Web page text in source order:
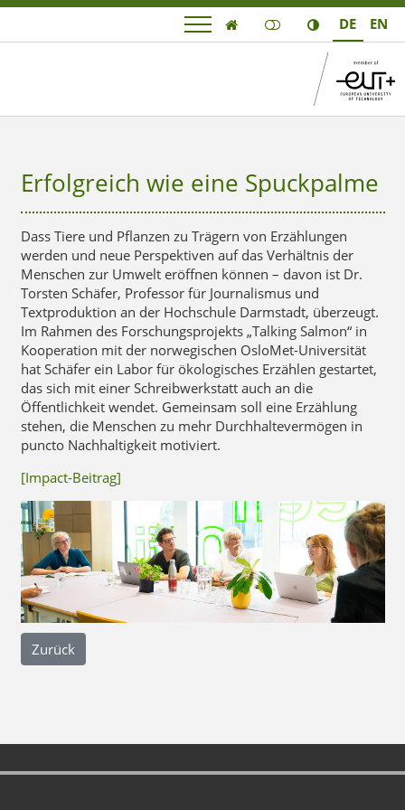
 DE EN
Erfolgreich wie eine Spuckpalme
Dass Tiere und Pflanzen zu Trägern von Erzählungen
werden und neue Perspektiven auf das Verhältnis der
Menschen zur Umwelt eröffnen können – davon ist Dr.
Torsten Schäfer, Professor für Journalismus und
Textproduktion an der Hochschule Darmstadt, überzeugt.
Im Rahmen des Forschungsprojekts „Talking Salmon“ in
Kooperation mit der norwegischen OsloMet-Universität
hat Schäfer ein Labor für ökologisches Erzählen gestartet,
das sich mit einer Schreibwerkstatt auch an die
Öffentlichkeit wendet. Gemeinsam soll eine Erzählung
stehen, die Menschen zu mehr Durchhaltevermögen in
puncto Nachhaltigkeit motiviert.
[Impact-Beitrag]
Zurück